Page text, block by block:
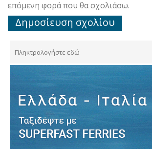
επόμενη φορά που θα σχολιάσω.